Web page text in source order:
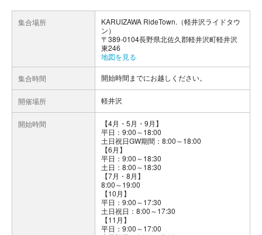
集合場所
KARUIZAWA RideTown.（軽井沢ライドタウ
ン）
〒389-0104長野県北佐久郡軽井沢町軽井沢
東246
地図を見る
集合時間 開始時間までにお越しください。
開催場所 軽井沢
開始時間
【4月・5月・9月】
平日：9:00～18:00
土日祝日GW期間：8:00～18:00
【6月】
平日：9:00～18:30
土日：8:00～18:30
【7月・8月】
8:00～19:00
【10月】
平日：9:00～17:30
土日祝日：8:00～17:30
【11月】
平日：9:00～17:00